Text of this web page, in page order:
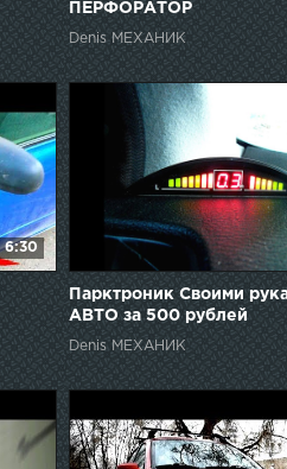
ПЕРФОРАТОР
Denis МЕХАНИК
6:30
Парктроник Своими
АВТО за 500 рублей
Denis МЕХАНИК